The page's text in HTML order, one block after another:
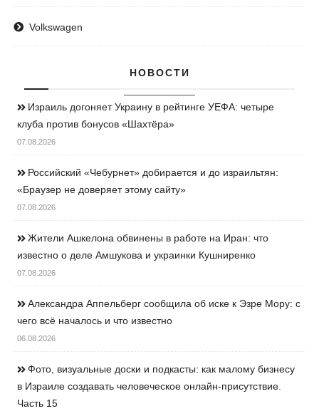
Volkswagen
НОВОСТИ
Израиль догоняет Украину в рейтинге УЕФА: четыре
клуба против бонусов «Шахтёра»
07.08.2026
Российский «Чебурнет» добирается и до израильтян:
«Браузер не доверяет этому сайту»
07.08.2026
Жители Ашкелона обвинены в работе на Иран: что
известно о деле Амшукова и украинки Кушниренко
07.08.2026
Александра Аппельберг сообщила об иске к Эзре Мору: с
чего всё началось и что известно
06.08.2026
Фото, визуальные доски и подкасты: как малому бизнесу
в Израиле создавать человеческое онлайн-присутствие.
Часть 15